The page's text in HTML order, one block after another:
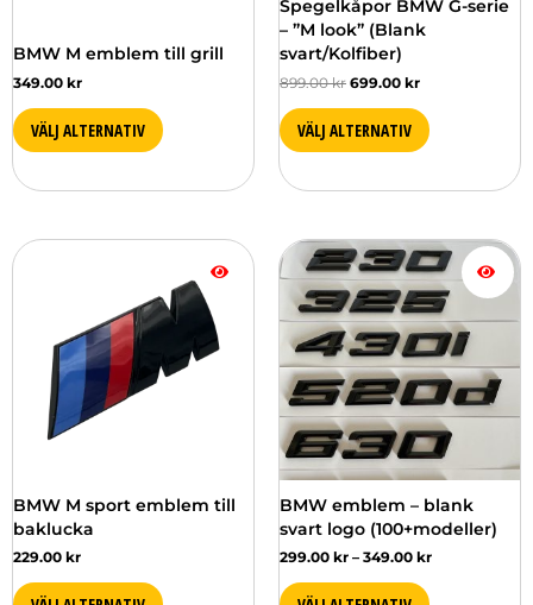
BMW M emblem till grill
349.00 kr
VÄLJ ALTERNATIV
Spegelkåpor BMW G-serie
– ”M look” (Blank
svart/Kolfiber)
899.00kr 699.00 kr
VÄLJ ALTERNATIV
på
produktsidan
BMW M sport emblem till
baklucka
229.00 kr
Den
varianter.
olika
alternativen
på
produktsidan
BMW emblem – blank
svart logo (100+modeller)
299.00 kr – 349.00 kr
Prisintervall:
299.00 kr
till
349.00 kr
Den
här
produkten
har
flera
varianter.
De
olika
alternativen
kan
på
produktsidan